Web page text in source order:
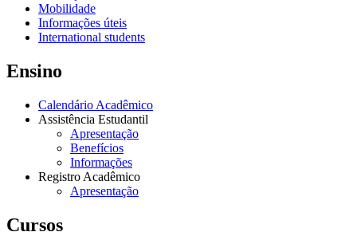
Mobilidade
Informações úteis
International students
Ensino
Calendário Acadêmico
Assistência Estudantil
Apresentação
Benefícios
Informações
Registro Acadêmico
Apresentação
Cursos